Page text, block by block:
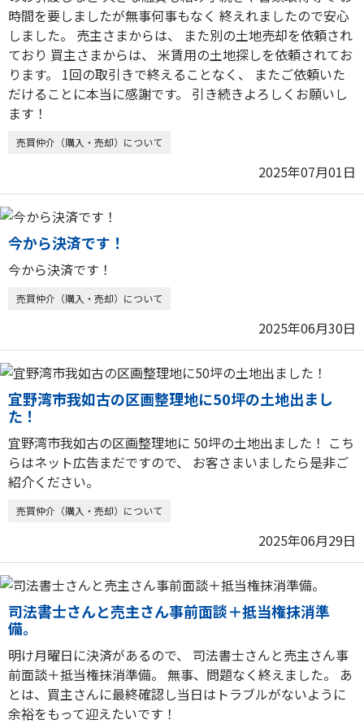
時間を要しましたが無事何事もなく 終えれましたので安心
しました。 売主さまからは、 また別の土地売却を依頼され
ており 買主さまからは、 米賃用の土地探しを依頼されてお
ります。 1回の取引きで終えることなく、 またご依頼いた
だけることに本当に感謝です。 引き続きよろしくお願いし
ます！
売買仲介（購入・売却）について
2025年07月01日
今から決済です！
今から決済です！
売買仲介（購入・売却）について
2025年06月30日
宜野湾市我如古の区画整理地に50坪の土地出まし
た！
宜野湾市我如古の区画整理地に 50坪の土地出ました！ こち
らはネット広告まだですので、 お客さまいましたら是非ご
紹介ください。
売買仲介（購入・売却）について
2025年06月29日
司法書士さんと売主さん事前面談＋抵当権抹消準
備。
明け月曜日に決済があるので、 司法書士さんと売主さん事
前面談＋抵当権抹消準備。 無事、問題なく終えました。 あ
とは、買主さんに最終確認し当日はトラブルがないように
余裕をもって迎えたいです！